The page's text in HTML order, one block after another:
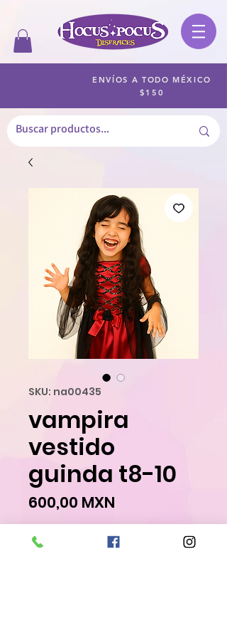
ENVÍOS A TODO MÉXICO
$150
SKU: na00435
vampira
vestido
guinda t8-10
600,00 MXN
Agregar al carrito